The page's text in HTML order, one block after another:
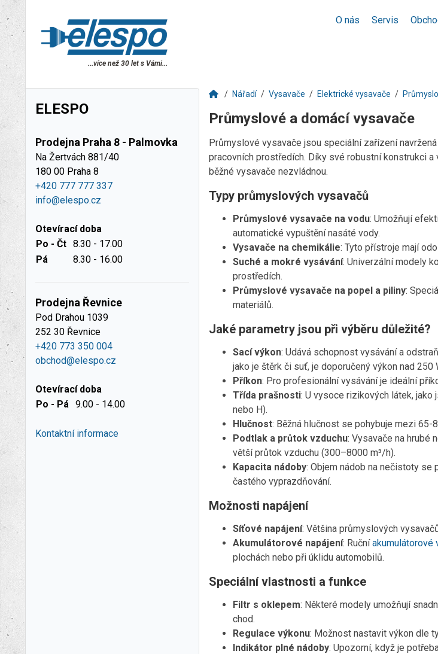
O nás Servis
...více než 30 let s Vámi...
ELESPO
Prodejna Praha 8 - Palmovka
Na Žertvách 881/40
180 00 Praha 8
+420 777 777 337
info@elespo.cz
Otevírací doba
Po - Čt 8.30 - 17.00
Pá
8.30 - 16.00
Prodejna Řevnice
Pod Drahou 1039
252 30 Řevnice
+420 773 350 004
obchod@elespo.cz
Otevírací doba
Po - Pá 9.00 - 14.00
Kontaktní informace
Nářadí Vysavače Elektrické vysavače
Průmyslové a domácí vysavače
Průmyslové vysavače jsou speciální zařízení
pracovních prostředích. Díky své robustní konstrukci
běžné vysavače nezvládnou.
Typy průmyslových vysavačů
Průmyslové vysavače na vodu: Umožňují
automatické vypuštění nasáté vody.
Vysavače na chemikálie: Tyto přístroje mají
Suché a mokré vysávání: Univerzální modely
prostředích.
Průmyslové vysavače na popel a piliny:
materiálů.
Jaké parametry jsou při výběru důležité?
Sací výkon: Udává schopnost vysávání a
jako je štěrk či suť, je doporučený výkon nad 250
Příkon: Pro profesionální vysávání je ideální
Třída prašnosti: U vysoce rizikových látek, jako
nebo H).
Hlučnost: Běžná hlučnost se pohybuje mezi
Podtlak a průtok vzduchu: Vysavače na hrubé
větší průtok vzduchu (300–8000 m³/h).
Kapacita nádoby: Objem nádob na nečistoty se
častého vyprazdňování.
Možnosti napájení
Síťové napájení: Většina průmyslových
Akumulátorové napájení: Ručníakumulátorové
plochách nebo při úklidu automobilů.
Speciální vlastnosti a funkce
Filtr s oklepem: Některé modely umožňují
chod.
Regulace výkonu: Možnost nastavit výkon dle
Indikátor plné nádoby: Upozorní, když je